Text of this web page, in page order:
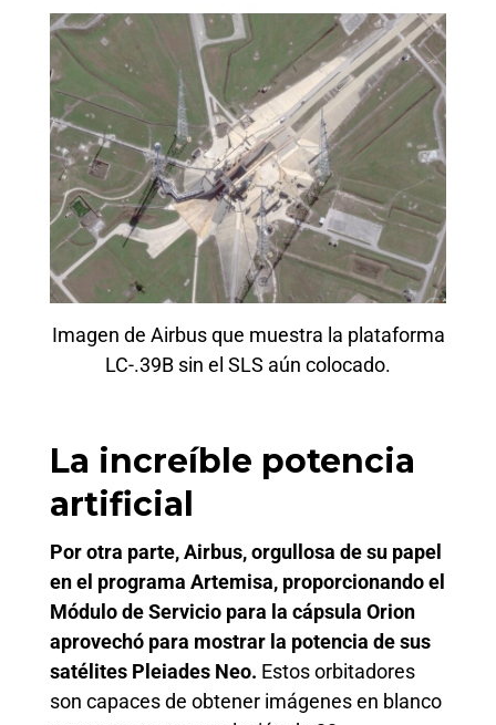
Imagen de Airbus que muestra la plataforma
LC-.39B sin el SLS aún colocado.
La increíble potencia
artificial
Por otra parte, Airbus, orgullosa de su papel
en el programa Artemisa, proporcionando el
Módulo de Servicio para la cápsula Orion
aprovechó para mostrar la potencia de sus
satélites Pleiades Neo. Estos orbitadores
son capaces de obtener imágenes en blanco